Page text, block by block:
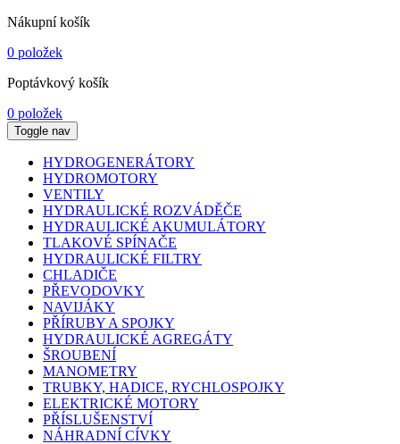
Nákupní košík
0 položek
Poptávkový košík
0 položek
Toggle nav
HYDROGENERÁTORY
HYDROMOTORY
VENTILY
HYDRAULICKÉ ROZVÁDĚČE
HYDRAULICKÉ AKUMULÁTORY
TLAKOVÉ SPÍNAČE
HYDRAULICKÉ FILTRY
CHLADIČE
PŘEVODOVKY
NAVIJÁKY
PŘÍRUBY A SPOJKY
HYDRAULICKÉ AGREGÁTY
ŠROUBENÍ
MANOMETRY
TRUBKY, HADICE, RYCHLOSPOJKY
ELEKTRICKÉ MOTORY
PŘÍSLUŠENSTVÍ
NÁHRADNÍ CÍVKY